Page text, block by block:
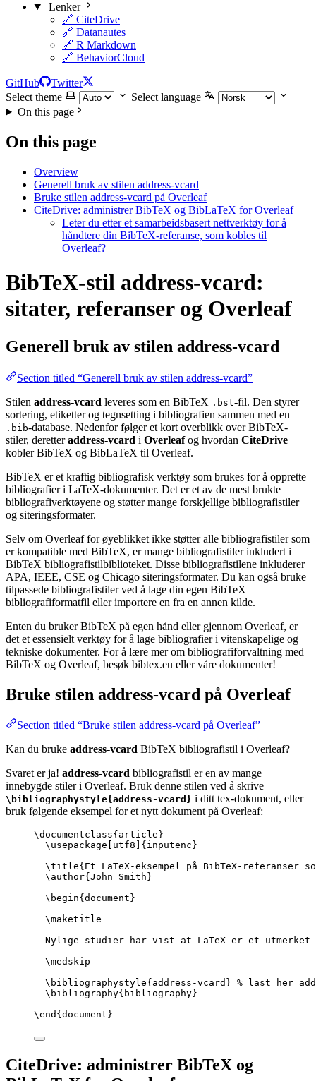
Lenker
🔗 CiteDrive
🔗 Datanautes
🔗 R Markdown
🔗 BehaviorCloud
GitHub
Twitter
Select theme
Select language
On this page
On this page
Overview
Generell bruk av stilen address-vcard
Bruke stilen address-vcard på Overleaf
CiteDrive: administrer BibTeX og BibLaTeX for Overleaf
Leter du etter et samarbeidsbasert nettverktøy for å
håndtere din BibTeX-referanse, som kobles til
Overleaf?
BibTeX-stil address-vcard:
sitater, referanser og Overleaf
Generell bruk av stilen address-vcard
Section titled “Generell bruk av stilen address-vcard”
Stilen address-vcard leveres som en BibTeX .bst-fil. Den styrer
sortering, etiketter og tegnsetting i bibliografien sammen med en
.bib-database. Nedenfor følger et kort overblikk over BibTeX-
stiler, deretteraddress-vcard i Overleafog hvordan CiteDrive
kobler BibTeX og BibLaTeX til Overleaf.
BibTeX er et kraftig bibliografisk verktøy som brukes for å opprette
bibliografier i LaTeX-dokumenter. Det er et av de mest brukte
bibliografiverktøyene og støtter mange forskjellige bibliografistiler
og siteringsformater.
Selv om Overleaf for øyeblikket ikke støtter alle bibliografistiler som
er kompatible med BibTeX, er mange bibliografistiler inkludert i
BibTeX bibliografistilbiblioteket. Disse bibliografistilene inkluderer
APA, IEEE, CSE og Chicago siteringsformater. Du kan også bruke
tilpassede bibliografistiler ved å lage din egen BibTeX
bibliografiformatfil eller importere en fra en annen kilde.
Enten du bruker BibTeX på egen hånd eller gjennom Overleaf, er
det et essensielt verktøy for å lage bibliografier i vitenskapelige og
tekniske dokumenter. For å lære mer om bibliografiforvaltning med
BibTeX og Overleaf, besøk bibtex.eu eller våre dokumenter!
Bruke stilen address-vcard på Overleaf
Section titled “Bruke stilen address-vcard på Overleaf”
Kan du bruke address-vcard BibTeX bibliografistil i Overleaf?
Svaret er ja! address-vcard bibliografistil er en av mange
innebygde stiler i Overleaf. Bruk denne stilen ved å skrive
\bibliographystyle{address-vcard} i ditt tex-dokument, eller
bruk følgende eksempel for et nytt dokument på Overleaf:
\documentclass{ article }
\usepackage
utf8 ]{ inputenc }
\title{Et LaTeX-eksempel på BibTeX-
\author{John Smith}
\begin{ document }
\maketitle
Nylige studier har vist at LaTeX er et utmerket
\medskip
\bibliographystyle{address-vcard} % last her
\bibliography{bibliography}
\end { document }
CiteDrive: administrer BibTeX og